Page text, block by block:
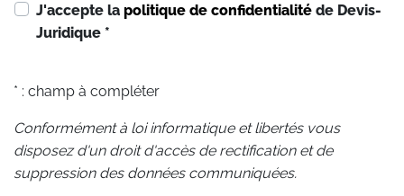
J'accepte la politique de confidentialité de Devis-
Juridique *
* : champ à compléter
Conformément à loi informatique et libertés vous
disposez d'un droit d'accès de rectification et de
suppression des données communiquées.